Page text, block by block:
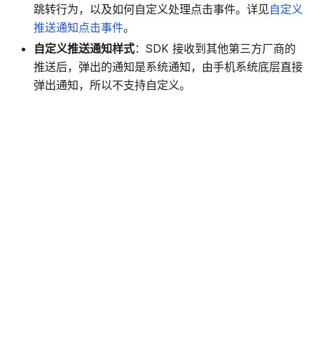
跳转行为，以及如何自定义处理点击事件。详见自定义
推送通知点击事件。
自定义推送通知样式：SDK 接收到其他第三方厂商的
推送后，弹出的通知是系统通知，由手机系统底层直接
弹出通知，所以不支持自定义。